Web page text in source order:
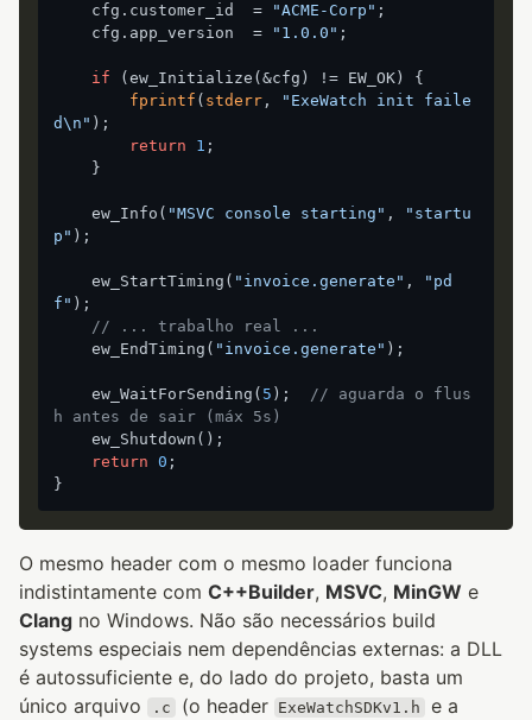
    cfg.customer_id  =
"ACME-Corp" ;
    cfg.app_version  =
"1.0.0" ;
if (ew_Initialize(&cfg) != EW_OK) {
fprintf ( stderr,
"ExeWatch init faile
d\n" );
return
1 ;
    ew_Info(
"MSVC console starting" ,
"startu
p" );
    ew_StartTiming(
"invoice.generate" ,
"pd
f" );
// ... trabalho real ...
    ew_EndTiming(
"invoice.generate" );
    ew_WaitForSending(
5 ); // aguarda o flus
h antes de sair (máx 5s)
return 0 ;
O mesmo header com o mesmo loader funciona
indistintamente com C++Builder, MSVC, MinGW e
Clang no Windows. Não são necessários build
systems especiais nem dependências externas: a DLL
é autossuficiente e, do lado do projeto, basta um
único arquivo
.c (o header ExeWatchSDKv1.h
e a